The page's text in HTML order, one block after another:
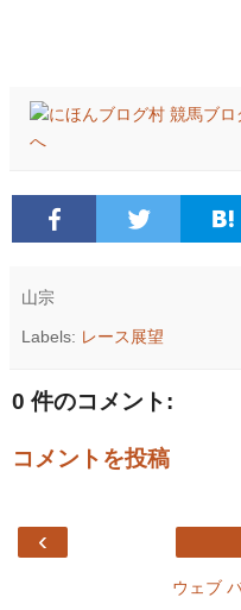
山宗
Labels: レース展望
0 件のコメント:
コメントを投稿
‹
ウェブ